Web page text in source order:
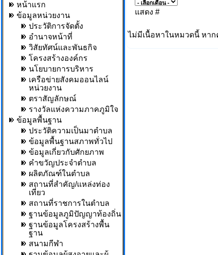
หน้าแรก
ข้อมูลหน่วยงาน
ประวัติการจัดตั้ง
อำนาจหน้าที่
วิสัยทัศน์และพันธกิจ
โครงสร้างองค์กร
นโยบายการบริหาร
เครือข่ายสังคมออนไลน์
หน่วยงาน
ตราสัญลักษณ์
รางวัลแห่งความภาคภูมิใจ
ข้อมูลพื้นฐาน
ประวัติความเป็นมาตำบล
ข้อมูลพื้นฐานสภาพทั่วไป
ข้อมูลเกี่ยวกับศักยภาพ
คำขวัญประจำตำบล
ผลิตภัณฑ์ในตำบล
สถานที่สำคัญ/แหล่งท่อง
เที่ยว
สถานที่ราชการในตำบล
ฐานข้อมูลภูมิปัญญาท้องถิ่น
ฐานข้อมูลโครงสร้างพื้น
ฐาน
สนามกีฬา
แสดง #
ไม่มีเนื้อหาในหมวดนี้ หา